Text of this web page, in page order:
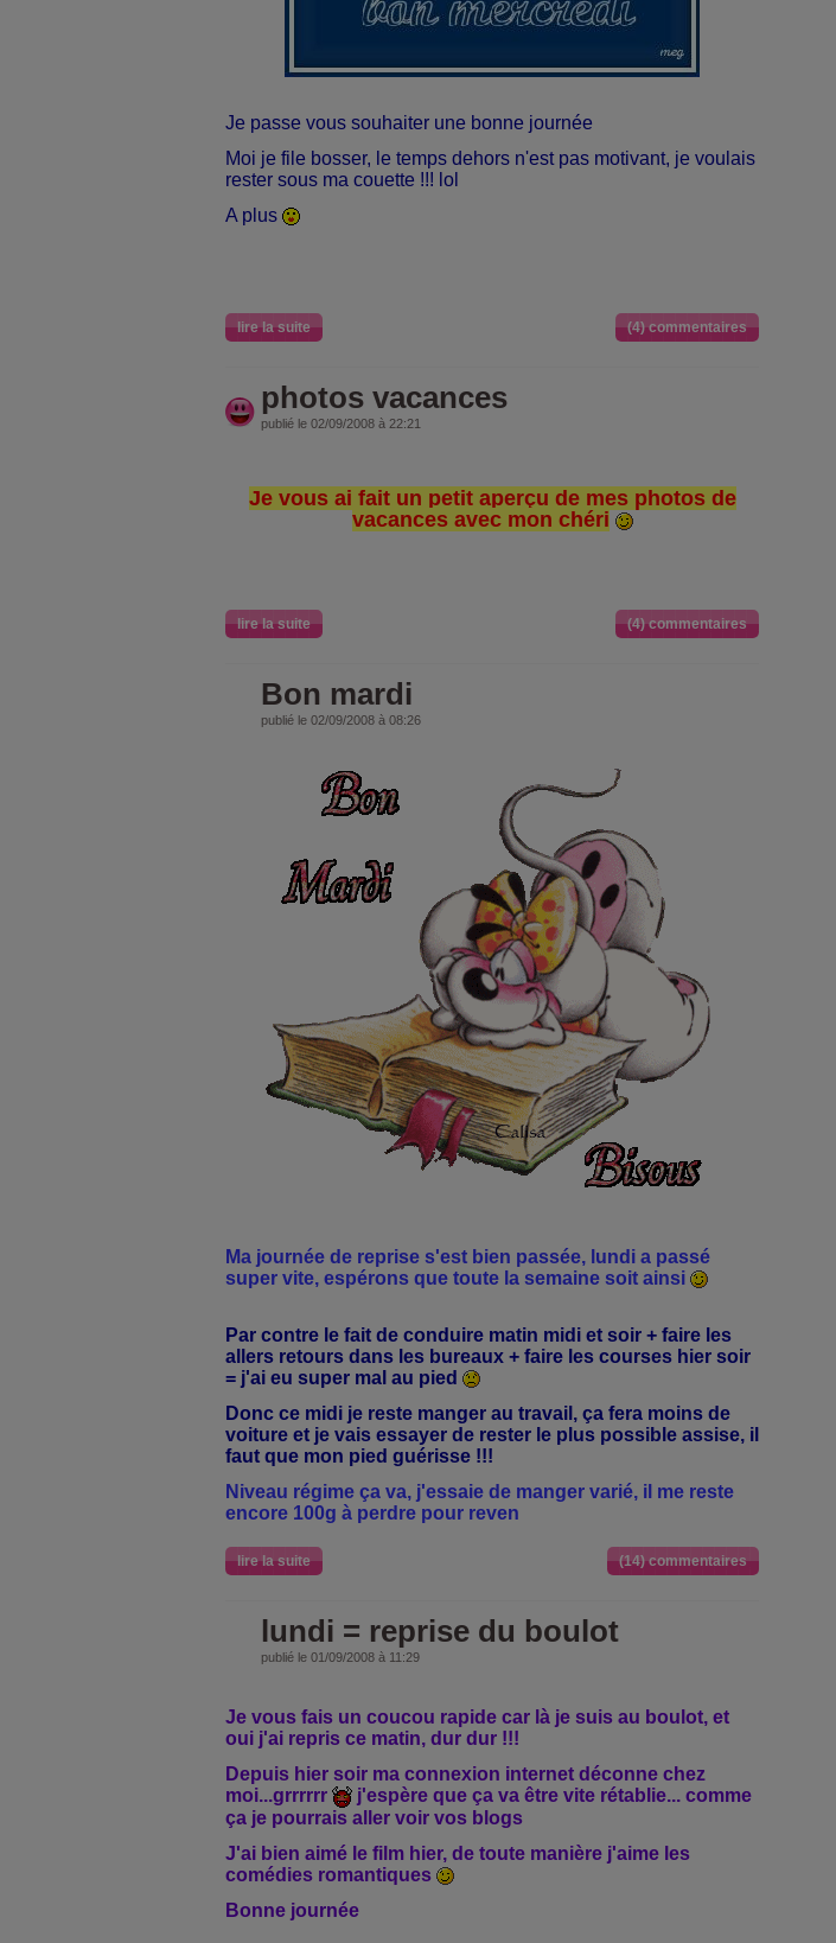
Je passe vous souhaiter une bonne journée
Moi je file bosser, le temps dehors n'est pas motivant, je voulais
rester sous ma couette !!! lol
A plus
lire la suite (4) commentaires
photos vacances
publié le 02/09/2008 à 22:21
Je vous ai fait un petit aperçu de mes photos de
vacances avec mon chéri
lire la suite (4) commentaires
Bon mardi
publié le 02/09/2008 à 08:26
Ma journée de reprise s'est bien passée, lundi a passé
super vite, espérons que toute la semaine soit ainsi
Par contre le fait de conduire matin midi et soir + faire les
allers retours dans les bureaux + faire les courses hier soir
= j'ai eu super mal au pied
Donc ce midi je reste manger au travail, ça fera moins de
voiture et je vais essayer de rester le plus possible assise, il
faut que mon pied guérisse !!!
Niveau régime ça va, j'essaie de manger varié, il me reste
encore 100g à perdre pour reven
lire la suite (14) commentaires
lundi = reprise du boulot
publié le 01/09/2008 à 11:29
Je vous fais un coucou rapide car là je suis au boulot, et
oui j'ai repris ce matin, dur dur !!!
Depuis hier soir ma connexion internet déconne chez
moi...grrrrrr
j'espère que ça va être vite rétablie... comme
ça je pourrais aller voir vos blogs
J'ai bien aimé le film hier, de toute manière j'aime les
comédies romantiques
Bonne journée